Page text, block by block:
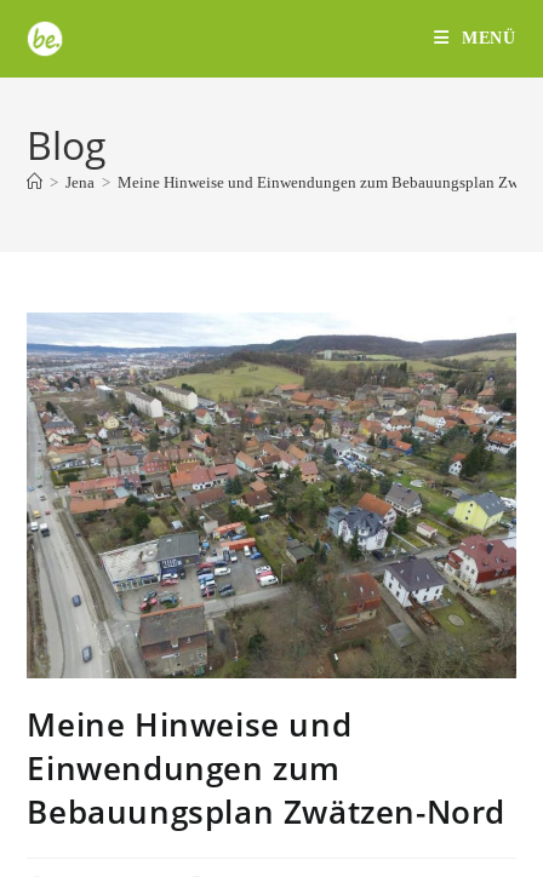
Inhalt
springen
MENÜ
Blog
> Jena > Meine Hinweise und Einwendungen zum Bebauungsplan
Meine Hinweise und
Einwendungen zum
Bebauungsplan Zwätzen-Nord